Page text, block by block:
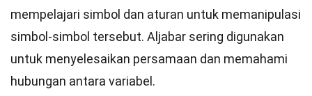
mempelajari simbol dan aturan untuk memanipulasi
simbol-simbol tersebut. Aljabar sering digunakan
untuk menyelesaikan persamaan dan memahami
hubungan antara variabel.